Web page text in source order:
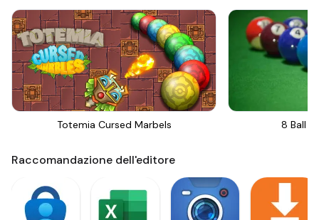
Totemia Cursed Marbels 8 Ball
Raccomandazione dell'editore